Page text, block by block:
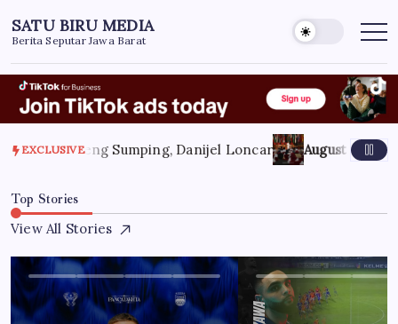
to
content
SATU BIRU MEDIA
Berita Seputar Jawa Barat
EXCLUSIVE
2026Wilujeng Sumping, Danijel Loncar August 8, 2026
Top Stories
View All Stories